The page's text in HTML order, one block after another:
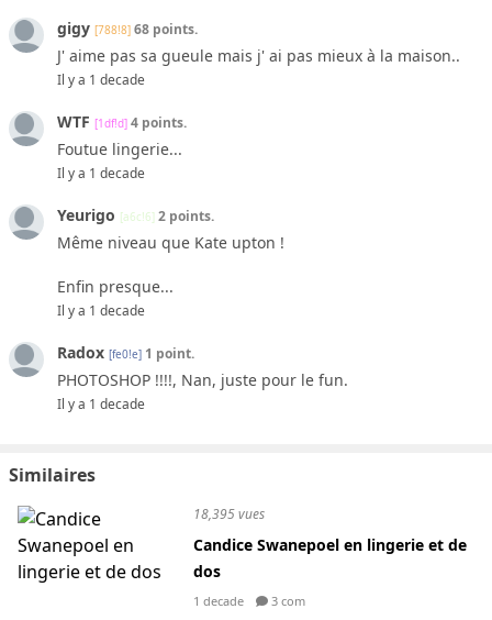
gigy [788!8] 68 points.
J' aime pas sa gueule mais j' ai pas mieux à la maison..
Il y a 1 decade
WTF [1df!d] 4 points.
Foutue lingerie...
Il y a 1 decade
Yeurigo [a6c!6] 2 points.
Même niveau que Kate upton !
Enfin presque...
Il y a 1 decade
Radox [fe0!e] 1 point.
PHOTOSHOP !!!!, Nan, juste pour le fun.
Il y a 1 decade
Similaires
18,395 vues
Candice Swanepoel en lingerie et de
dos
1 decade 3 com